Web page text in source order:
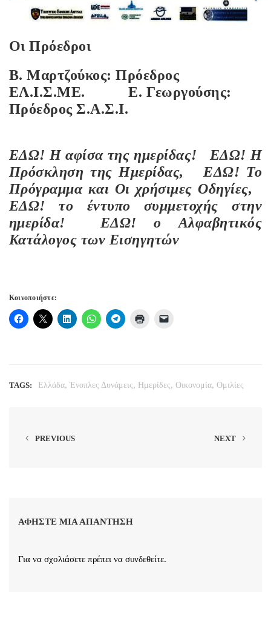
Οι Πρόεδροι
Β. Μαρτζούκος: Πρόεδρος
ΕΛ.Ι.Σ.ΜΕ. Ε. Γεωργούσης:
Πρόεδρος Σ.Α.Σ.Ι.
ΕΔΩ! Η αφίσα της ημερίδας! ΕΔΩ! Η
Πρόσκληση της Ημερίδας, ΕΔΩ! Το
Πρόγραμμα και Οι χρήσιμες Οδηγίες,
ΕΔΩ!το έντυπο συμμετοχής στην
ημερίδα! ΕΔΩ!ο Αλφαβητικός
Κατάλογος των Εισηγητών
Κοινοποιήστε:
TAGS: Ελλάδα,Ένοπλες Δυνάμεις, Ημερίδες, Οικονομία, Ομιλίες
PREVIOUS NEXT
ΑΦΉΣΤΕ ΜΙΑ ΑΠΆΝΤΗΣΗ
Για να σχολιάσετε πρέπει να συνδεθείτε.